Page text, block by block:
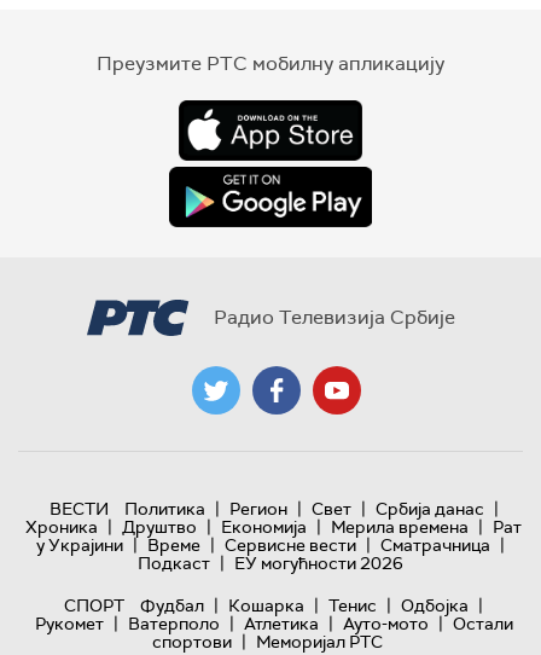
Преузмите РТС мобилну апликацију
Радио Телевизија Србије
ВЕСТИ Политика | Регион | Свет | Србија данас |
Хроника | Друштво | Економија | Мерила времена | Рат
у Украјини | Време | Сервисне вести | Сматрачница |
Подкаст | ЕУ могућности 2026
СПОРТ
Фудбал | Кошарка | Тенис | Одбојка |
Рукомет | Ватерполо | Атлетика | Ауто-мото | Остали
спортови | Меморијал РТС